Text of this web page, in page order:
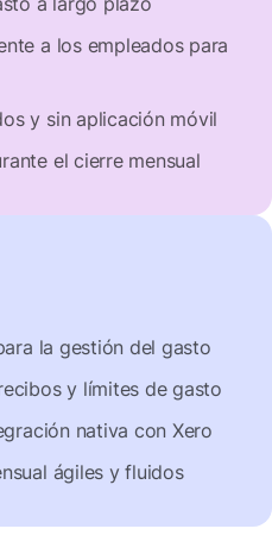
a los empleados para
y sin aplicación móvil
el cierre mensual
la gestión del gasto
y límites de gasto
nativa con Xero
ágiles y fluidos